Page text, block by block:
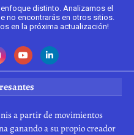
distinto. Analizamos el
no encontrarás en otros sitios.
en la próxima actualización!
a partir de movimientos
ganando a su propio creador